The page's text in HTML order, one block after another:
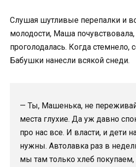
Слушая шутливые перепалки и
молодости, Маша
проголодалась. Когда стемнело,
Бабушки нанесли всякой снеди.
— Ты, Машенька, не
места глухие. Да уж давно
про нас все. И власти, и дети
нужны. Автолавка раз в
мы там только хлеб